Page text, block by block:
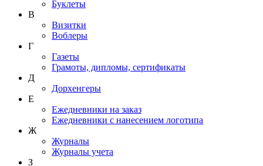
Буклеты
В
Визитки
Воблеры
Г
Газеты
Грамоты, дипломы, сертификаты
Д
Дорхенгеры
Е
Ежедневники на заказ
Ежедневники с нанесением логотипа
Ж
Журналы
Журналы учета
З